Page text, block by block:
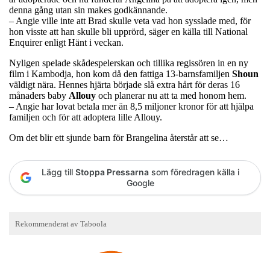
denna gång utan sin makes godkännande.
– Angie ville inte att Brad skulle veta vad hon sysslade med, för
hon visste att han skulle bli upprörd, säger en källa till National
Enquirer enligt Hänt i veckan.
Nyligen spelade skådespelerskan och tillika regissören in en ny
film i Kambodja, hon kom då den fattiga 13-barnsfamiljen Shoun
väldigt nära. Hennes hjärta började slå extra hårt för deras 16
månaders baby Allouy och planerar nu att ta med honom hem.
– Angie har lovat betala mer än 8,5 miljoner kronor för att hjälpa
familjen och för att adoptera lille Allouy.
Om det blir ett sjunde barn för Brangelina återstår att se…
Lägg till Stoppa Pressarna som föredragen källa i
Google